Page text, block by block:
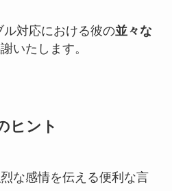
対応における彼の並々な
いたします。
ヒント
な感情を伝える便利な言